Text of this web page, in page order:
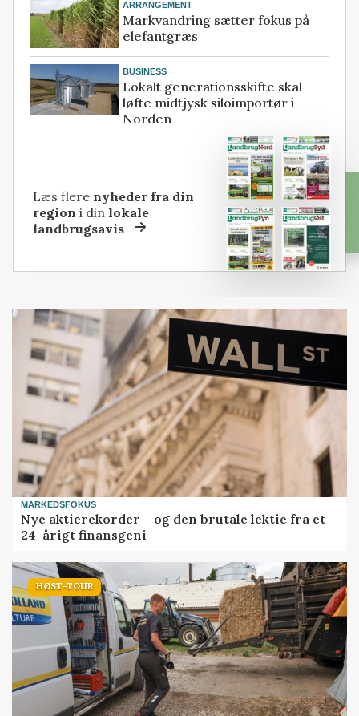
ARRANGEMENT
Markvandring sætter fokus på
elefantgræs
BUSINESS
Lokalt generationsskifte skal
løfte midtjysk siloimportør i
Norden
Læs flere nyheder fra din
region i dinlokale
landbrugsavis
MARKEDSFOKUS
Nye aktierekorder – og den brutale lektie fra et
24-årigt finansgeni
HØST-TOUR